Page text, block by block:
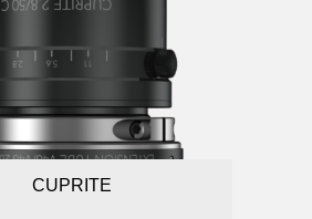
CUPRITE